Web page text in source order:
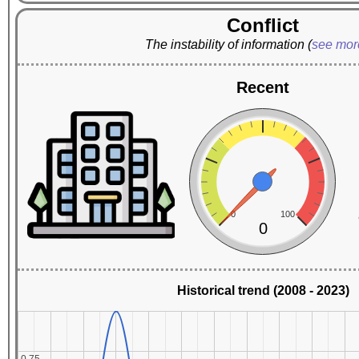
Conflict
The instability of information (see
Recent
0 100
0
Historical trend (2008 - 2023)